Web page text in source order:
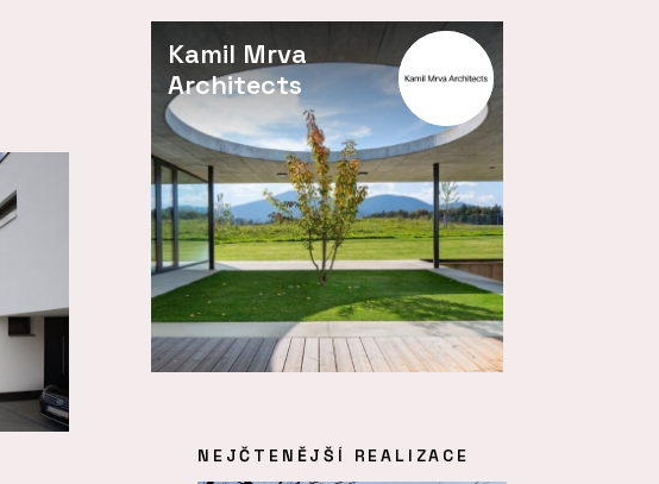
Kamil Mrva
Architects
NEJČTENĚJŠÍ REALIZACE